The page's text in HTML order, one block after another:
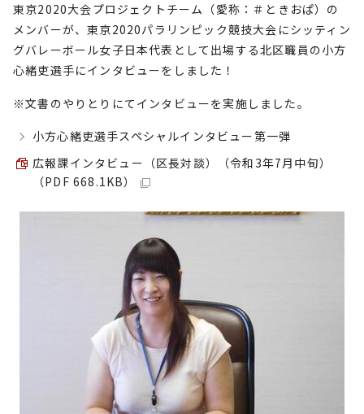
東京2020大会プロジェクトチーム（愛称：＃ときおぱ）の
メンバーが、東京2020パラリンピック競技大会にシッティン
グバレーボール女子日本代表として出場する北区職員の小方
心緒吏選手にインタビューをしました！
※文書のやりとりにてインタビューを実施しました。
小方心緒吏選手スペシャルインタビュー第一弾
広報課インタビュー（区長対談）（令和3年7月中旬）
（PDF 668.1KB）